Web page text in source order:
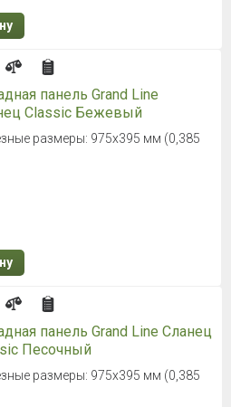
панель Grand Line
Classic Бежевый
размеры: 975х395 мм (0,385
панель Grand Line Сланец
Песочный
размеры: 975х395 мм (0,385